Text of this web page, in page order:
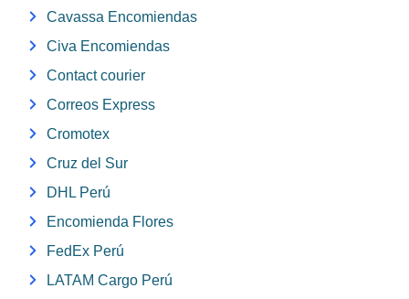
Cavassa Encomiendas
Civa Encomiendas
Contact courier
Correos Express
Cromotex
Cruz del Sur
DHL Perú
Encomienda Flores
FedEx Perú
LATAM Cargo Perú